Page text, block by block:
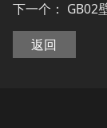
下一个： GB02
返回